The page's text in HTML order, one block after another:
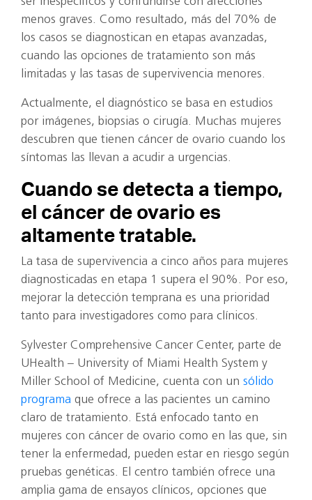
menos graves. Como resultado, más del 70% de
los casos se diagnostican en etapas avanzadas,
cuando las opciones de tratamiento son más
limitadas y las tasas de supervivencia menores.
Actualmente, el diagnóstico se basa en estudios
por imágenes, biopsias o cirugía. Muchas mujeres
descubren que tienen cáncer de ovario cuando los
síntomas las llevan a acudir a urgencias.
Cuando se detecta a tiempo,
el cáncer de ovario es
altamente tratable.
La tasa de supervivencia a cinco años para mujeres
diagnosticadas en etapa 1 supera el 90%. Por eso,
mejorar la detección temprana es una prioridad
tanto para investigadores como para clínicos.
Sylvester Comprehensive Cancer Center, parte de
UHealth – University of Miami Health System y
Miller School of Medicine, cuenta con un sólido
programa que ofrece a las pacientes un camino
claro de tratamiento. Está enfocado tanto en
mujeres con cáncer de ovario como en las que, sin
tener la enfermedad, pueden estar en riesgo según
pruebas genéticas. El centro también ofrece una
amplia gama de ensayos clínicos, opciones que